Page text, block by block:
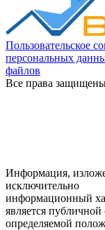
Пользовательское
персональных
файлов
Все права
Информация,
исключительно
информационный
является публичной
определяемой